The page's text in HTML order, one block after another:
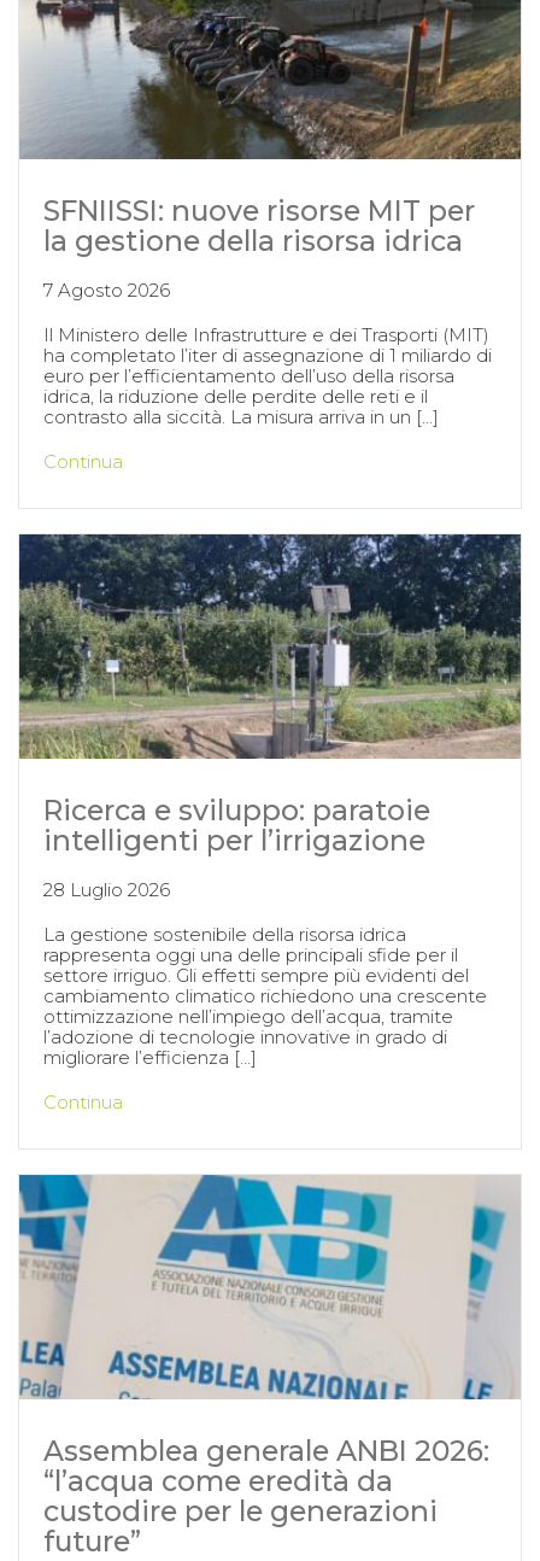
SFNIISSI: nuove risorse MIT per
la gestione della risorsa idrica
7 Agosto 2026
Il Ministero delle Infrastrutture e dei Trasporti (MIT)
ha completato l’iter di assegnazione di 1 miliardo di
euro per l’efficientamento dell’uso della risorsa
idrica, la riduzione delle perdite delle reti e il
contrasto alla siccità. La misura arriva in un […]
Continua
Ricerca e sviluppo: paratoie
intelligenti per l’irrigazione
28 Luglio 2026
La gestione sostenibile della risorsa idrica
rappresenta oggi una delle principali sfide per il
settore irriguo. Gli effetti sempre più evidenti del
cambiamento climatico richiedono una crescente
ottimizzazione nell’impiego dell’acqua, tramite
l’adozione di tecnologie innovative in grado di
migliorare l’efficienza […]
Continua
Assemblea generale ANBI 2026:
“l’acqua come eredità da
custodire per le generazioni
future”